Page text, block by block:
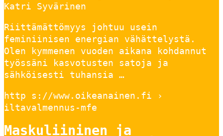
Katri Syvärinen
Riittämättömyys johtuu usein
feminiinisen energian vähättelystä.
Olen kymmenen vuoden aikana kohdannut
työssäni kasvotusten satoja ja
sähköisesti tuhansia …
http s://www.oikeanainen.fi ›
iltavalmennus-mfe
Maskuliininen ja